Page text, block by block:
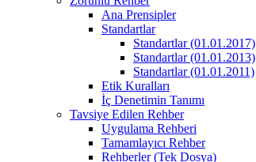
Ana Prensipler
Standartlar
Standartlar (01.01.2017)
Standartlar (01.01.2013)
Standartlar (01.01.2011)
Etik Kuralları
İç Denetimin Tanımı
Tavsiye Edilen Rehber
Uygulama Rehberi
Tamamlayıcı Rehber
Rehberler (Tek Dosya)